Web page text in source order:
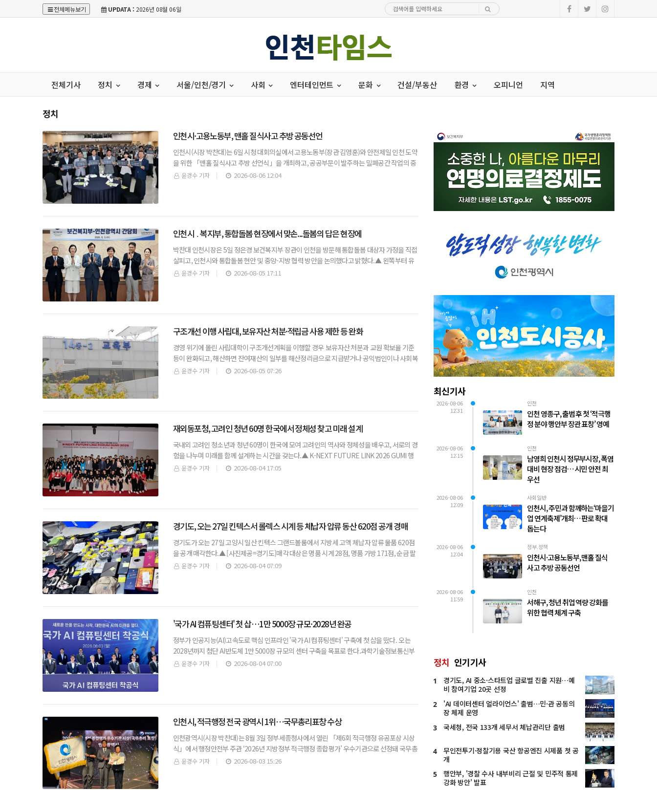
전체메뉴보기 UPDATA : 2026년 08월 06일
전체기사 정치 경제 서울/인천/경기 사회 엔터테인먼트 문화 건설/부동산 환경 오피니언 지역
정치
인천시·고용노동부, 맨홀 질식사고 추방 공동선언
인천시(시장 박찬대)는 6일 시청 대회의실에서 고용노동부(장관 김영훈)와 안전제일 인천 도약
을 위한 「맨홀 질식사고 추방 선언식」을 개최하고, 공공부문이 발주하는 밀폐공간 작업의 중
대재해 예방을 위해 적극 협력하기로 뜻을 모았다.▲ 박찬대 시장이 6일 시청 대
윤경수 기자 2026-08-06 12:04
인천시 ․ 복지부, 통합돌봄 현장에서 맞손...돌봄의 답은 현장에
박찬대 인천시장은 5일 정은경 보건복지부 장관이 인천을 방문해 통합돌봄 대상자 가정을 직접
살피고, 인천시와 통합돌봄 현안 및 중앙-지방 협력 방안을 논의했다고 밝혔다.▲ 왼쪽부터 유
준호 외로움돌봄국장, 남영희 글로벌도시정무부시장, 박찬대 인천시장, 정은경 보
윤경수 기자 2026-08-05 17:11
구조개선 이행 사립대, 보유자산 처분·적립금 사용 제한 등 완화
경영 위기에 몰린 사립대학이 구조개선계획을 이행할 경우 보유자산 처분과 교원 확보율 기준
등이 완화되고, 해산하면 잔여재산의 일부를 해산정리금으로 지급받거나 공익법인이나 사회복
지법인으로 출연할 수 있게 된다.또 폐교로 인해 면직된 교직원에 면직보상금 또는 퇴직
윤경수 기자 2026-08-05 07:26
재외동포청, 고려인 청년 60명 한국에서 정체성 찾고 미래 설계
국내외 고려인 청소년과 청년 60명이 한국에 모여 고려인의 역사와 정체성을 배우고, 서로의 경
험을 나누며 미래를 함께 설계하는 시간을 갖는다.▲ K-NEXT FUTURE LINK 2026 GUMI 행
사 [사진제공=재외동포청]재외동포청(청장 김경협)은 동포청이 지원하고,
윤경수 기자 2026-08-04 17:05
경기도, 오는 27일 킨텍스서 롤렉스 시계 등 체납자 압류 동산 620점 공개 경매
경기도가 오는 27일 고양시 일산 킨텍스 그랜드볼룸에서 지방세 고액 체납자 압류 물품 620점
을 공개 매각한다.▲ [사진제공=경기도]매각 대상은 명품 시계 28점, 명품 가방 171점, 순금 팔
찌 등 귀금속 265점과 미술품, 골프채, 양주 등 총 620점이다. 주요
윤경수 기자 2026-08-04 07:09
'국가 AI 컴퓨팅센터' 첫 삽…1만 5000장 규모·2028년 완공
정부가 인공지능(AI)고속도로 핵심 인프라인 '국가 AI 컴퓨팅센터' 구축에 첫 삽을 떴다. 오는
2028년까지 첨단 AI반도체 1만 5000장 규모의 센터 구축을 목표로 한다.과학기술정보통신부
는 3일 전남광주통합특별시 해남군 솔라시도 데이터센터 파크 부지에서
윤경수 기자 2026-08-04 07:00
인천시, 적극행정 전국 광역시 1위…국무총리표창 수상
인천광역시(시장 박찬대)는 8월 3일 정부세종청사에서 열린 「제6회 적극행정 유공포상 시상
식」에서 행정안전부 주관 ‘2026년 지방정부 적극행정 종합평가’ 우수기관으로 선정돼 국무총
리표창을 수상했다.▲ [사진제공=인천시]이번 평가는 전국 243개 지방자치단체를 대상으로
윤경수 기자 2026-08-03 15:26
최신기사
2026-08-06
12:31
인천
인천 영종구, 출범 후 첫 ‘적극행
정 분야 행안부 장관 표창’ 영예
2026-08-06
12:15
인천
남영희 인천시 정무부시장, 폭염
대비 현장 점검… 시민 안전 최
우선
2026-08-06
12:09
사회일반
인천시, 주민과 함께하는‘마을기
업 연계축제’개최… 판로 확대
돕는다
2026-08-06
12:04
정부.정책
인천시·고용노동부, 맨홀 질식
사고 추방 공동선언
2026-08-06
11:59
인천
서해구, 청년 취업 역량 강화를
위한 협력 체계 구축
정치 인기기사
1
경기도, AI 중소·스타트업 글로벌 진출 지원…예
비 참여기업 20곳 선정
2
'AI 데이터센터 얼라이언스' 출범…민·관 공동의
장 체제 운영
3 국세청, 전국 133개 세무서 체납관리단 출범
4
무인전투기·정찰기용 국산 항공엔진 시제품 첫 공
개
5
행안부, '경찰 수사 내부비리 근절 및 민주적 통제
강화 방안' 발표